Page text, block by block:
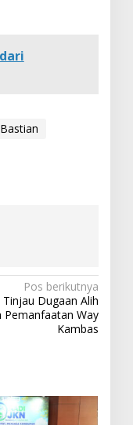
Pos berikutnya
Dugaan Alih
Pemanfaatan Way
Kambas